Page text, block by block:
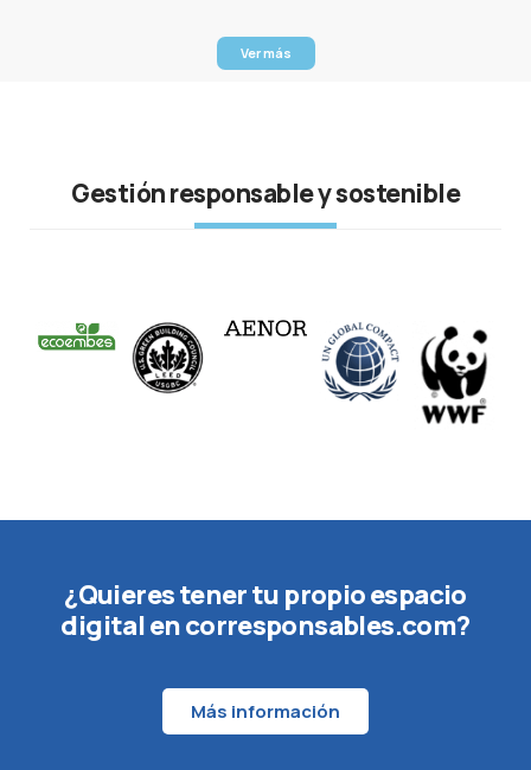
Ver más
Gestión responsable y sostenible
¿Quieres tener tu propio espacio
digital en corresponsables.com?
Más información